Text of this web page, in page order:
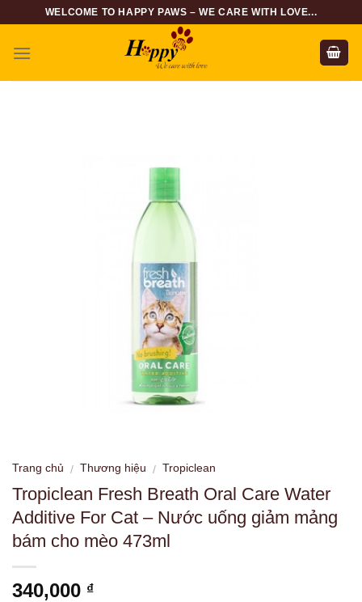
content
WELCOME TO HAPPY PAWS – WE CARE WITH LOVE...
Trang chủ / Thương hiệu / Tropiclean
Tropiclean Fresh Breath Oral Care Water
Additive For Cat – Nước uống giảm mảng
bám cho mèo 473ml
340,000 ₫